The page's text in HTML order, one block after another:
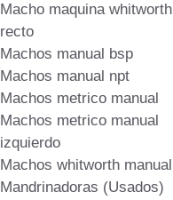
Macho maquina whitworth
recto
Machos manual bsp
Machos manual npt
Machos metrico manual
Machos metrico manual
izquierdo
Machos whitworth manual
Mandrinadoras (Usados)